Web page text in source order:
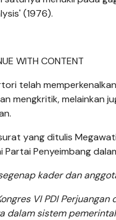
(1976).
WITH CONTENT
telah
mengkritik, melainkan
yang ditulis
Partai Penyeimbang
kader dan
VI PDI
dalam sistem